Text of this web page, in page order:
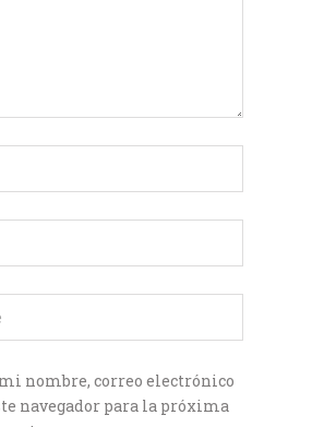
nombre, correo electrónico
navegador para la próxima